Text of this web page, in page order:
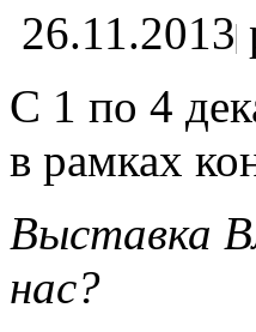
26.11.2013
С 1 по 4
в рамках
Выставка
нас?